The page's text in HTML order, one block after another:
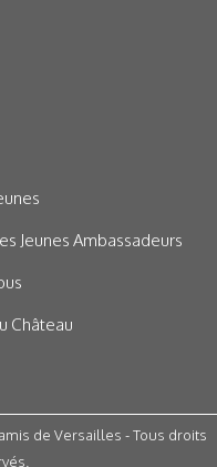
Jeunes Ambassadeurs
Château
de Versailles - Tous droits